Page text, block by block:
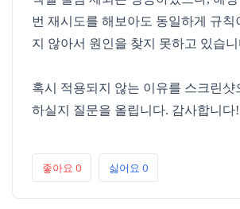
번 재시도를 해보아도 동일하게 규칙
지 않아서 원인을 찾지 못하고 있습니
혹시 적용되지 않는 이유를 스크린샷
하실지 질문을 올립니다. 감사합니다!
좋아요 0 싫어요 0